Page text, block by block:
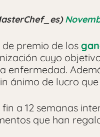
de premio de los
cuyo
enfermedad.
ánimo de lucro
a 12 semanas
que han